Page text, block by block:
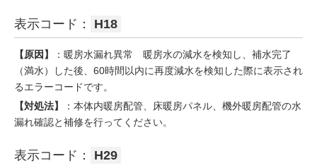
表示コード： H18
【原因】
：暖房水漏れ異常 暖房水の減水を検知し、補水完了
（満水）した後、60時間以内に再度減水を検知した際に表示され
るエラーコードです。
【対処法】
：本体内暖房配管、床暖房パネル、機外暖房配管の水
漏れ確認と補修を行ってください。
表示コード： H29